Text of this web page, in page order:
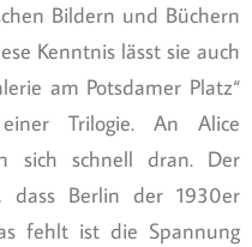
Bildern und Büchern
Kenntnis lässt sie auch
am Potsdamer Platz“
Trilogie. An Alice
sich schnell dran. Der
Berlin der 1930er
fehlt ist die Spannung